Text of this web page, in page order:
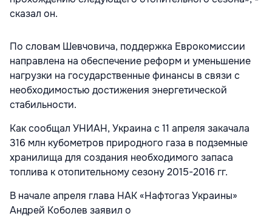
сказал он.
По словам Шевчовича, поддержка Еврокомиссии
направлена на обеспечение реформ и уменьшение
нагрузки на государственные финансы в связи с
необходимостью достижения энергетической
стабильности.
Как сообщал УНИАН, Украина с 11 апреля закачала
316 млн кубометров природного газа в подземные
хранилища для создания необходимого запаса
топлива к отопительному сезону 2015-2016 гг.
В начале апреля глава НАК «Нафтогаз Украины»
Андрей Коболев заявил о